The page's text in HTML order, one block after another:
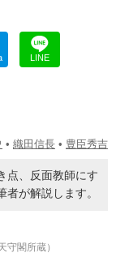
LINE
• 織田信長 • 豊臣秀吉
点、反面教師にす
が解説します。
守閣所蔵）